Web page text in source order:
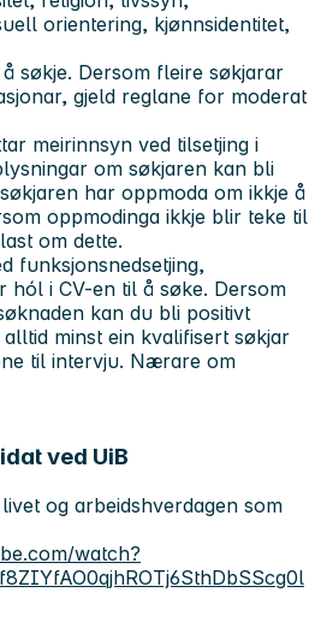
orientering, kjønnsidentitet,
søkje. Dersom fleire søkjarar
gjeld reglane for moderat
meirinnsyn ved tilsetjing i
om søkjaren kan bli
har oppmoda om ikkje å
oppmodinga ikkje blir teke til
om dette.
funksjonsnedsetjing,
i CV-en til å søke. Dersom
kan du bli positivt
minst ein kvalifisert søkjar
til intervju. Nærare om
ved UiB
og arbeidshverdagen som
watch?